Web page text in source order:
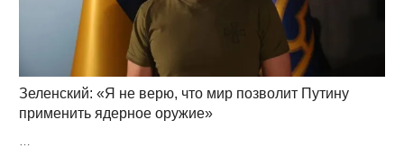
Зеленский: «Я не верю, что мир позволит Путину
применить ядерное оружие»